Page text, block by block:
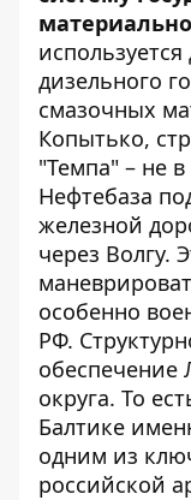
дизельного
смазочных
Копытько,
"Темпа" – не
Нефтебаза
железной
через Волгу.
особенно
РФ.
обеспечение
округа. То
Балтике
одним из
российской